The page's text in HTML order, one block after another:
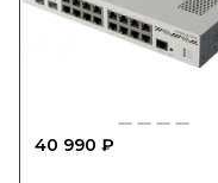
40 990 ₽